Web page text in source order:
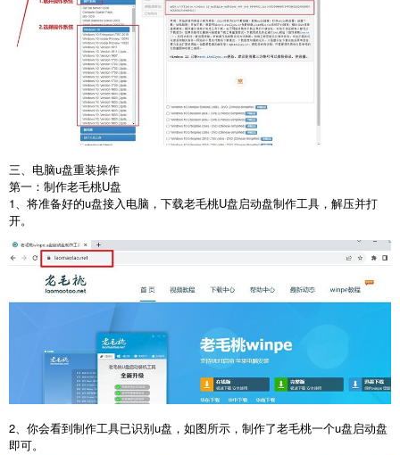
三、电脑u盘重装操作
第一：制作老毛桃U盘
1
、将准备好的u盘接入电脑，下载老毛桃U盘启动盘制作工具，解压并打
开。
2、你会看到制作工具已识别u盘，如图所示，制作了老毛桃一个u盘启动盘
即可。